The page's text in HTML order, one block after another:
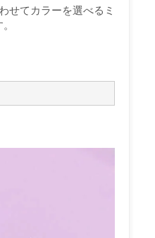
せてカラーを選べるミ